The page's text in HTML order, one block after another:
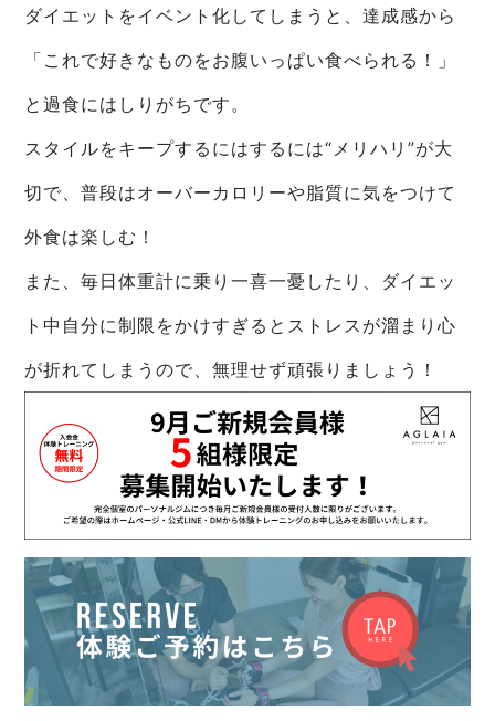
ダイエットをイベント化してしまうと、達成感から
「これで好きなものをお腹いっぱい食べられる！」
と過食にはしりがちです。
スタイルをキープするにはするには“メリハリ”が大
切で、普段はオーバーカロリーや脂質に気をつけて
外食は楽しむ！
また、毎日体重計に乗り一喜一憂したり、ダイエッ
ト中自分に制限をかけすぎるとストレスが溜まり心
が折れてしまうので、無理せず頑張りましょう！